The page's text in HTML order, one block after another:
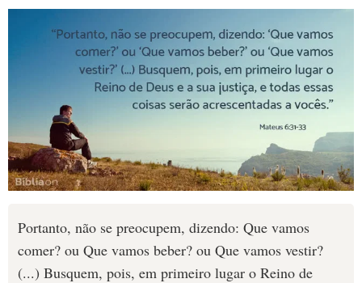
10 MANDAMENTOS
ESTUDOS BÍBLICOS
ESBOÇOS DE PREGAÇÃO
TEMAS
PERGUNTE À BÍBLIA IA
QUEM SOMOS
Portanto, não se preocupem, dizendo: Que vamos
comer? ou Que vamos beber? ou Que vamos vestir?
(...) Busquem, pois, em primeiro lugar o Reino de